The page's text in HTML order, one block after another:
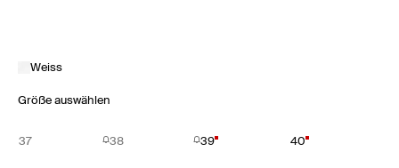
Weiss
Größe auswählen
37 38 39 40